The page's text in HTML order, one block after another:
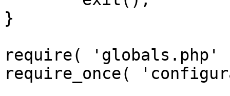
}
require(
require_once(